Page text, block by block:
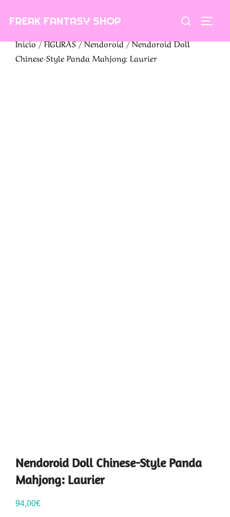
FREAK FANTASY SHOP Buscar:
Inicio/FIGURAS/Nendoroid/ Nendoroid Doll
Chinese-Style Panda Mahjong: Laurier
Nendoroid Doll Chinese-Style Panda
Mahjong: Laurier
94,00€